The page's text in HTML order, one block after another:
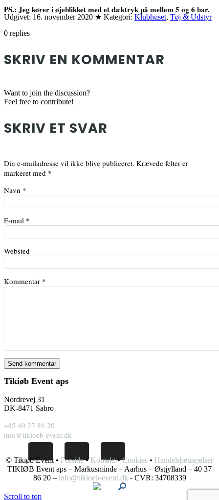
PS.: Jeg kører i øjeblikket med et dæktryk på mellem 5 og 6 bar.
Udgivet: 16. november 2020 ★ Kategori: Klubhuset, Tøj & Udstyr
0 replies
SKRIV EN KOMMENTAR
Want to join the discussion?
Feel free to contribute!
SKRIV ET SVAR
Din e-mailadresse vil ikke blive publiceret. Krævede felter er
markeret med *
Navn *
E-mail *
Websted
Kommentar *
Tikiøb Event aps
Nordrevej 31
DK-8471 Sabro
+45 40 37 86 20
info@tikioeb-event.dk
© Tikiøb Event • Forside• Kontakt•Cookies • Handelsbetingelser
TIKIØB Event aps – Markusminde – Aarhus – Østjylland – 40 37
86 20 – info@tikioeb-event.dk - CVR: 34708339
Scroll to top